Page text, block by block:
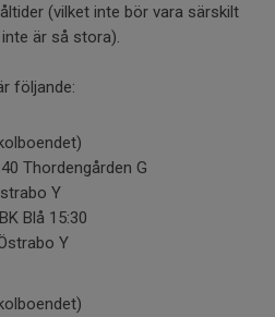
(vilket inte bör vara särskilt
är så stora).
följande:
Thordengården G
Y
Blå 15:30
Y